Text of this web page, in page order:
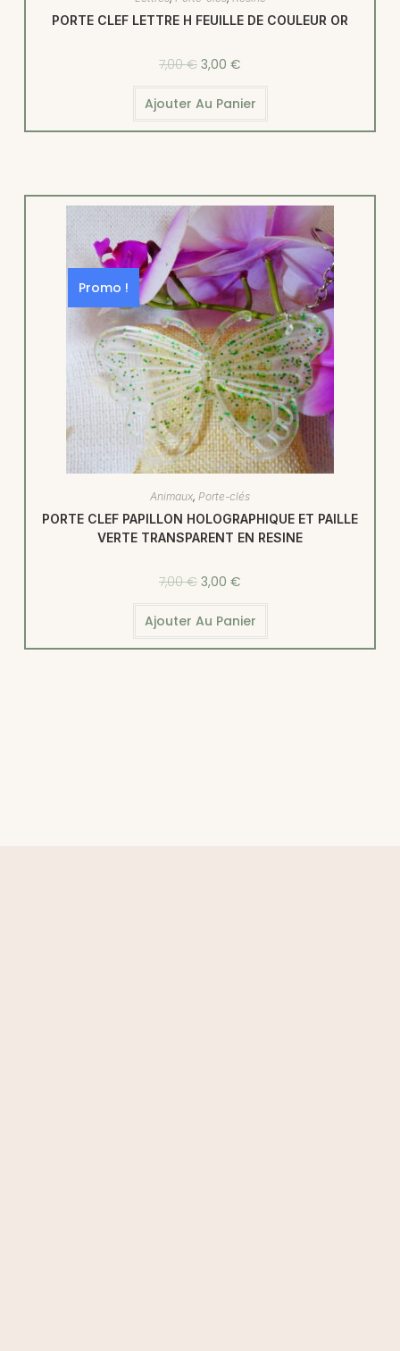
PORTE CLEF LETTRE H FEUILLE DE COULEUR OR
7,00€ 3,00 €
Ajouter Au Panier
Promo !
Animaux, Porte-clés
PORTE CLEF PAPILLON HOLOGRAPHIQUE ET PAILLE
VERTE TRANSPARENT EN RESINE
7,00€ 3,00 €
Ajouter Au Panier